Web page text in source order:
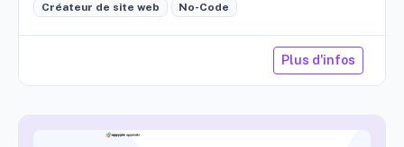
Créateur de site web No-Code
Plus d'infos